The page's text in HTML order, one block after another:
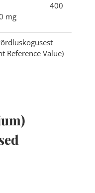
400
Reference Value)